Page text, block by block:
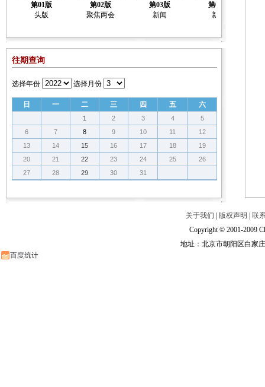
第01版
头版
第02版
聚焦两会
第03版
新闻
第04版
新闻
往期查询
选择年份 选择月份
日 一 二 三 四 五 六
1 2 3 4
5
6
7 8 9 10 11
12
13
14 15 16 17 18
19
20
21 22 23 24 25
26
27
28 29 30 31
关于我们 版权声明
联
Copyright © 2001-2009
地址：北京市朝阳区白家